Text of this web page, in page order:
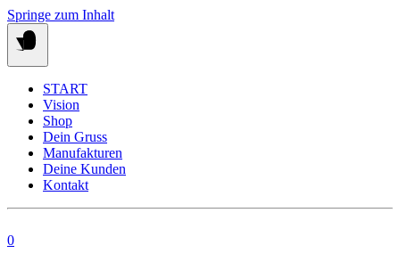
Springe zum Inhalt
START
Vision
Shop
Dein Gruss
Manufakturen
Deine Kunden
Kontakt
0